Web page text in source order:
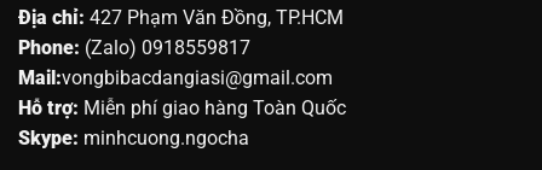
Địa chỉ: 427 Phạm Văn Đồng, TP.HCM
Phone: (Zalo) 0918559817
Mail:vongbibacdangiasi@gmail.com
Hỗ trợ: Miễn phí giao hàng Toàn Quốc
Skype: minhcuong.ngocha